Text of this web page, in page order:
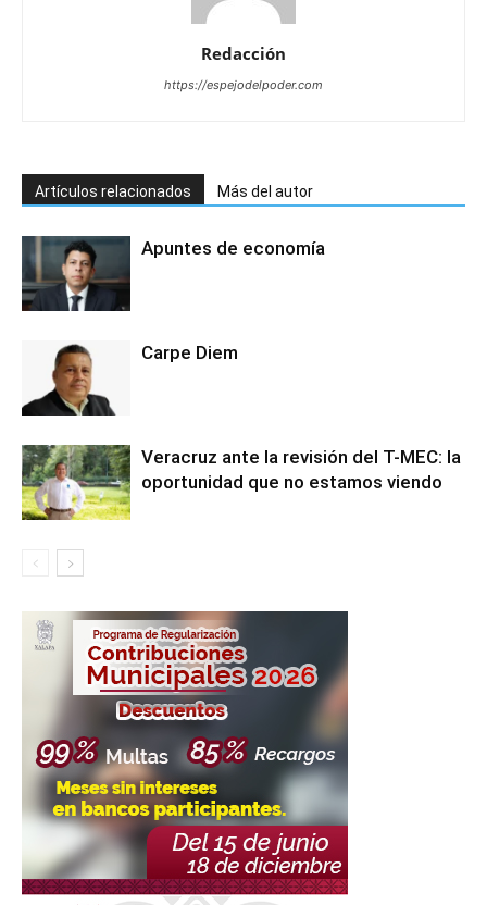
Redacción
https://espejodelpoder.com
Artículos relacionados Más del autor
Apuntes de economía
Carpe Diem
Veracruz ante la revisión del T-MEC: la
oportunidad que no estamos viendo